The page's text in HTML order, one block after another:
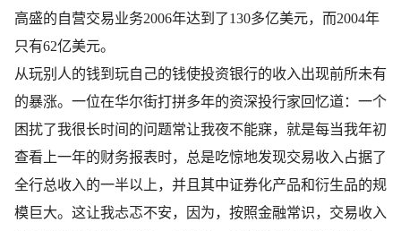
高盛的自营交易业务2006年达到了130多亿美元，而2004年
只有62亿美元。
从玩别人的钱到玩自己的钱使投资银行的收入出现前所未有
的暴涨。一位在华尔街打拼多年的资深投行家回忆道：一个
困扰了我很长时间的问题常让我夜不能寐，就是每当我年初
查看上一年的财务报表时，总是吃惊地发现交易收入占据了
全行总收入的一半以上，并且其中证券化产品和衍生品的规
模巨大。这让我忐忑不安，因为，按照金融常识，交易收入